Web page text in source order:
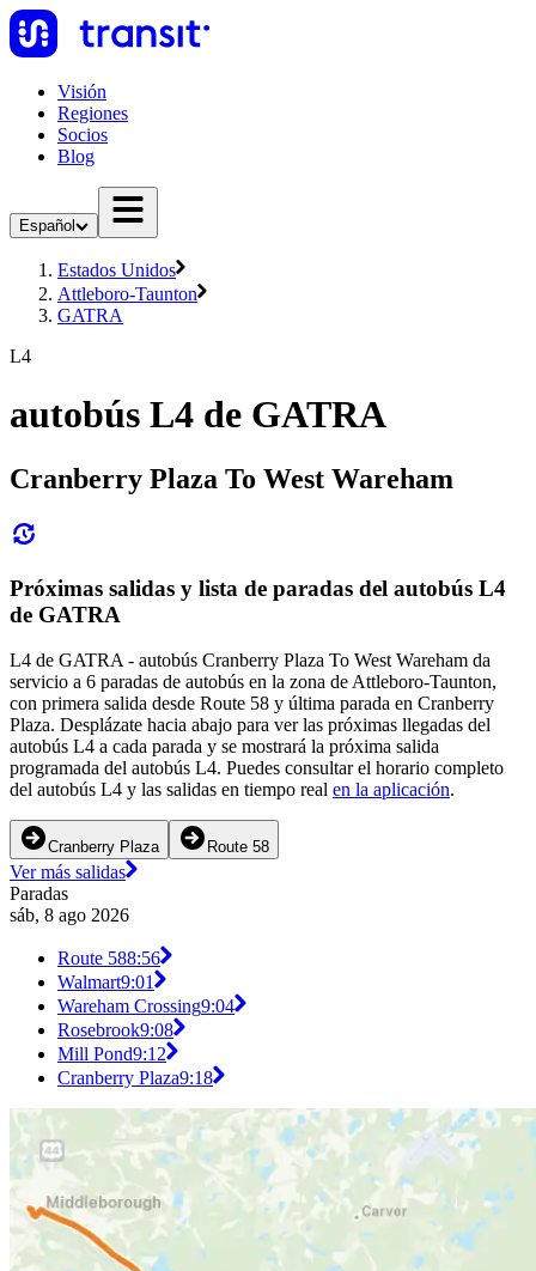
Visión
Regiones
Socios
Blog
Español
Estados Unidos
Attleboro-Taunton
GATRA
L4
autobús L4 de GATRA
Cranberry Plaza To West Wareham
Próximas salidas y lista de paradas del autobús L4
de GATRA
L4 de GATRA - autobús Cranberry Plaza To West Wareham da
servicio a 6 paradas de autobús en la zona de Attleboro-Taunton,
con primera salida desde Route 58 y última parada en Cranberry
Plaza. Desplázate hacia abajo para ver las próximas llegadas del
autobús L4 a cada parada y se mostrará la próxima salida
programada del autobús L4. Puedes consultar el horario completo
del autobús L4 y las salidas en tiempo real en la aplicación.
Cranberry Plaza Route 58
Ver más salidas
Paradas
sáb, 8 ago 2026
Route 588:56
Walmart9:01
Wareham Crossing9:04
Rosebrook9:08
Mill Pond9:12
Cranberry Plaza9:18